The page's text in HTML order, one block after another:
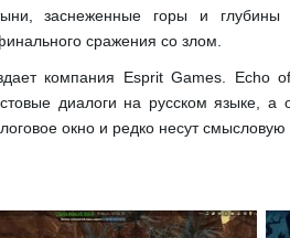
заснеженные горы и
сражения со злом.
компания Esprit Games. Echo
диалоги на русском языке, а
окно и редко несут